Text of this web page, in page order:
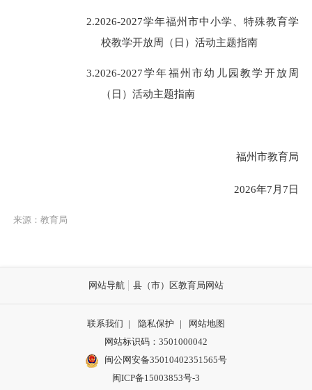
2.2026-2027学年福州市中小学、特殊教育学
校教学开放周（日）活动主题指南
3.2026-2027学年福州市幼儿园教学开放周
（日）活动主题指南
福州市教育局
2026年7月 7日
来源：教育局
网站导航 县（市）区教育局网站
联系我们 | 隐私保护 |
网站地图
网站标识码：3501000042
闽公网安备35010402351565号
闽ICP备15003853号-3